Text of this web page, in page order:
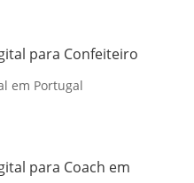
para Confeiteiro
em Portugal
para Coach em